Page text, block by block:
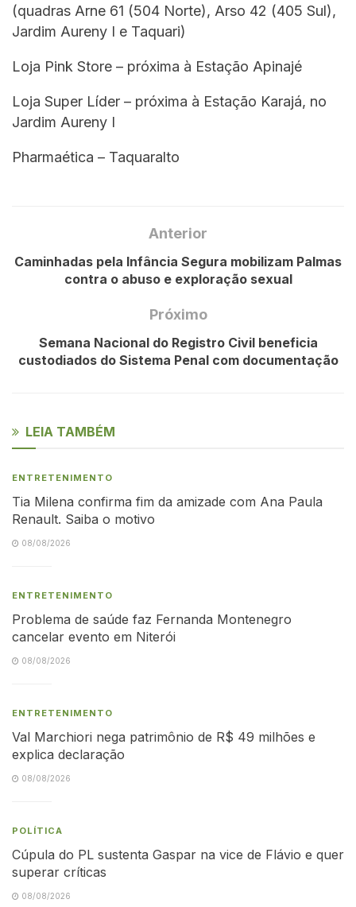
(quadras Arne 61 (504 Norte), Arso 42 (405 Sul),
Jardim Aureny I e Taquari)
Loja Pink Store – próxima à Estação Apinajé
Loja Super Líder – próxima à Estação Karajá, no
Jardim Aureny I
Pharmaética – Taquaralto
Anterior
Caminhadas pela Infância Segura mobilizam Palmas
contra o abuso e exploração sexual
Próximo
Semana Nacional do Registro Civil beneficia
custodiados do Sistema Penal com documentação
LEIA TAMBÉM
ENTRETENIMENTO
Tia Milena confirma fim da amizade com Ana Paula
Renault. Saiba o motivo
08/08/2026
ENTRETENIMENTO
Problema de saúde faz Fernanda Montenegro
cancelar evento em Niterói
08/08/2026
ENTRETENIMENTO
Val Marchiori nega patrimônio de R$ 49 milhões e
explica declaração
08/08/2026
POLÍTICA
Cúpula do PL sustenta Gaspar na vice de Flávio e quer
superar críticas
08/08/2026